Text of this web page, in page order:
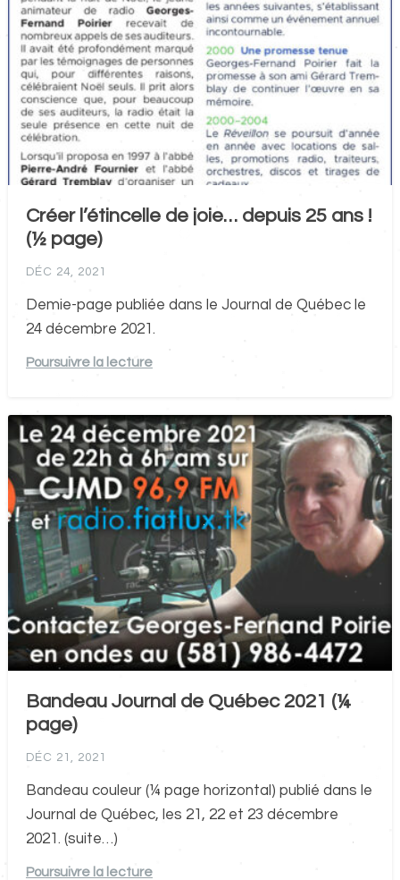
Créer l’étincelle de joie… depuis 25 ans !
(½ page)
DÉC 24, 2021
Demie-page publiée dans le Journal de Québec le
24 décembre 2021.
Poursuivre la lecture
Bandeau Journal de Québec 2021 (¼
page)
DÉC 21, 2021
Bandeau couleur (¼ page horizontal) publié dans le
Journal de Québec, les 21, 22 et 23 décembre
2021. (suite…)
Poursuivre la lecture